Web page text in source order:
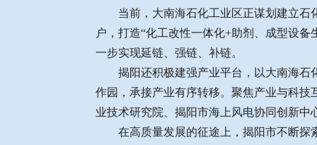
当前，大南海石化工业区正谋划建立石化
户，打造“化工改性一体化+助剂、成型设
一步实现延链、强链、补链。
揭阳还积极建强产业平台，以大南海石化
作园，承接产业有序转移。聚焦产业与科
业技术研究院、揭阳市海上风电协同创新
在高质量发展的征途上，揭阳市不断探索